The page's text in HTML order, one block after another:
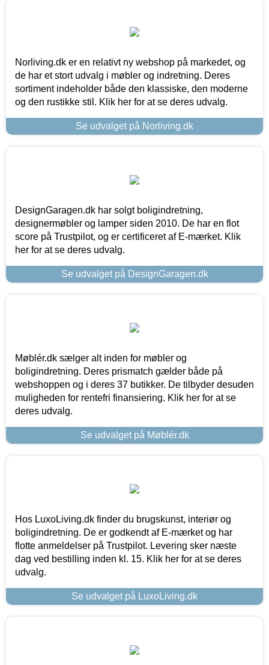
Norliving.dk er en relativt ny webshop på markedet, og
de har et stort udvalg i møbler og indretning. Deres
sortiment indeholder både den klassiske, den moderne
og den rustikke stil. Klik her for at se deres udvalg.
Se udvalget på Norliving.dk
DesignGaragen.dk har solgt boligindretning,
designermøbler og lamper siden 2010. De har en flot
score på Trustpilot, og er certificeret af E-mærket. Klik
her for at se deres udvalg.
Se udvalget på DesignGaragen.dk
Møblér.dk sælger alt inden for møbler og
boligindretning. Deres prismatch gælder både på
webshoppen og i deres 37 butikker. De tilbyder desuden
muligheden for rentefri finansiering. Klik her for at se
deres udvalg.
Se udvalget på Møblér.dk
Hos LuxoLiving.dk finder du brugskunst, interiør og
boligindretning. De er godkendt af E-mærket og har
flotte anmeldelser på Trustpilot. Levering sker næste
dag ved bestilling inden kl. 15. Klik her for at se deres
udvalg.
Se udvalget på LuxoLiving.dk